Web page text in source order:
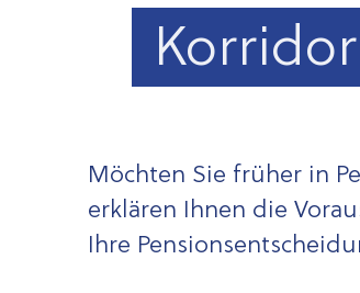
Möchten Sie früher in
erklären Ihnen die
Ihre